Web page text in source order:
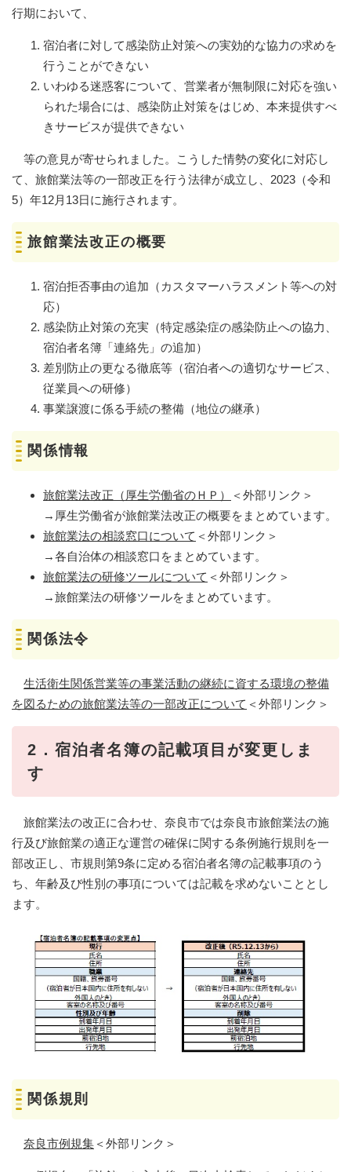
行期において、
宿泊者に対して感染防止対策への実効的な協力の求めを
行うことができない
いわゆる迷惑客について、営業者が無制限に対応を強い
られた場合には、感染防止対策をはじめ、本来提供すべ
きサービスが提供できない
等の意見が寄せられました。こうした情勢の変化に対応し
て、旅館業法等の一部改正を行う法律が成立し、2023（令和
5）年12月13日に施行されます。
旅館業法改正の概要​
宿泊拒否事由の追加（カスタマーハラスメント等への対
応）
感染防止対策の充実（特定感染症の感染防止への協力、
宿泊者名簿「連絡先」の追加）
差別防止の更なる徹底等（宿泊者への適切なサービス、
従業員への研修）
事業譲渡に係る手続の整備（地位の継承）
関係情報
旅館業法改正（厚生労働省のＨＰ）
＜外部リンク＞
​→厚生労働省が旅館業法改正の概要をまとめています。​
旅館業法の相談窓口について ＜外部リンク＞
→各自治体の相談窓口をまとめています。​
旅館業法の研修ツールについて ＜外部リンク＞
​→旅館業法の研修ツールをまとめています。​
​関係法令
生活衛生関係営業等の事業活動の継続に資する環境の整備
を図るための旅館業法等の一部改正について ＜外部リンク＞
2．宿泊者名簿の記載項目が変更しま
す
旅館業法の改正に合わせ、奈良市では奈良市旅館業法の施
行及び旅館業の適正な運営の確保に関する条例施行規則を一
部改正し、市規則第9条に定める宿泊者名簿の記載事項のう
ち、年齢及び性別の事項については記載を求めないこととし
ます。
関係規則
奈良市例規集 ＜外部リンク＞